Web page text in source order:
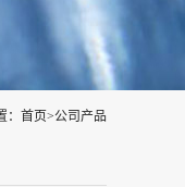
首页>公司产品